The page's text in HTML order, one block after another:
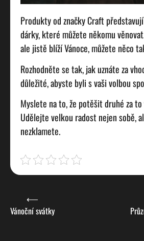
Produkty od značky Craft
dárky, které můžete někomu
ale jistě blíží Vánoce, můžete něco
Rozhodněte se tak, jak uznáte za
důležité, abyste byli s vaši volbou
Myslete na to, že potěšit druhé za
Udělejte velkou radost nejen sobě,
nezklamete.
Navigace
pro
⟵
Vánoční svátky